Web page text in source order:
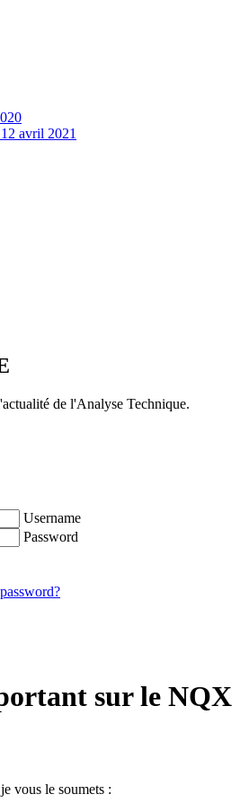
avril 2021
de l'Analyse Technique.
Username
Password
sur le NQX
vous le soumets :